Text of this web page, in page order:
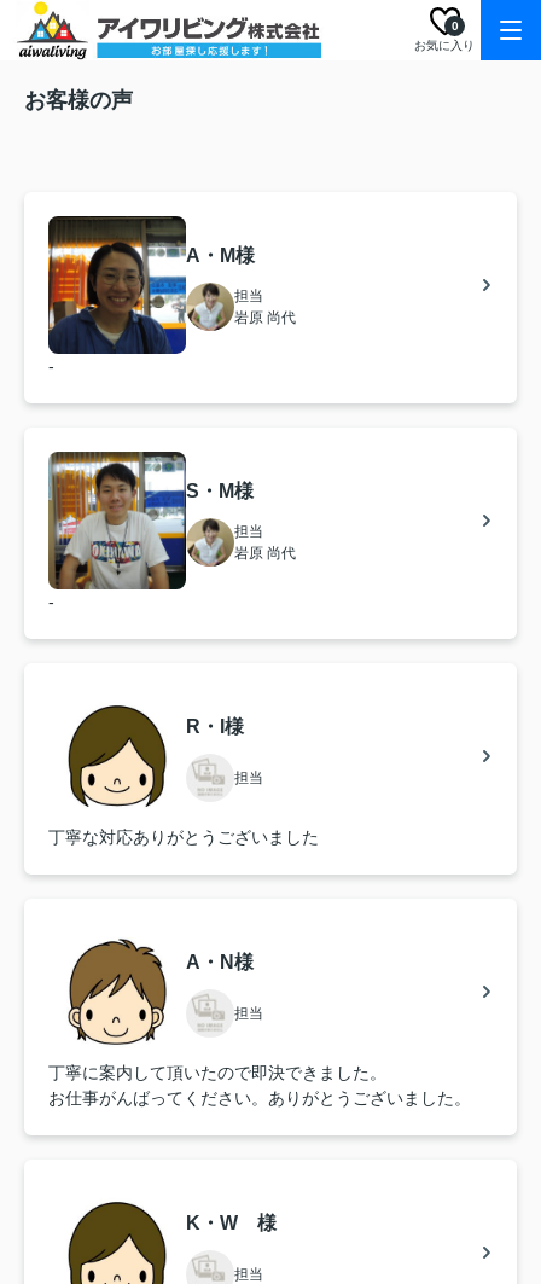
お気に入り
0
お客様の声
A・M様
担当
岩原 尚代
-
S・M様
担当
岩原 尚代
-
R・I様
担当
丁寧な対応ありがとうございました
A・N様
担当
丁寧に案内して頂いたので即決できました。
お仕事がんばってください。ありがとうございました。
K・W 様
担当